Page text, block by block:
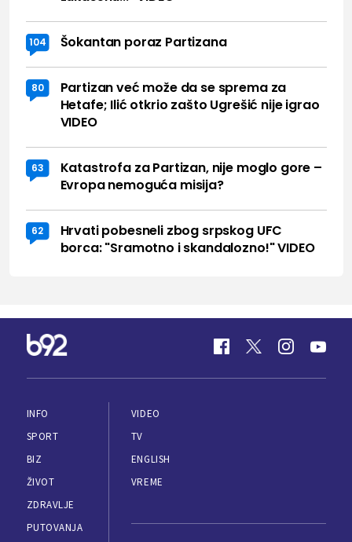
104 Šokantan poraz Partizana
80
Partizan već može da se sprema za
Hetafe; Ilić otkrio zašto Ugrešić nije igrao
VIDEO
63
Katastrofa za Partizan, nije moglo gore –
Evropa nemoguća misija?
62
Hrvati pobesneli zbog srpskog UFC
borca: "Sramotno i skandalozno!" VIDEO
INFO
SPORT
BIZ
ŽIVOT
ZDRAVLJE
PUTOVANJA
VIDEO
TV
ENGLISH
VREME